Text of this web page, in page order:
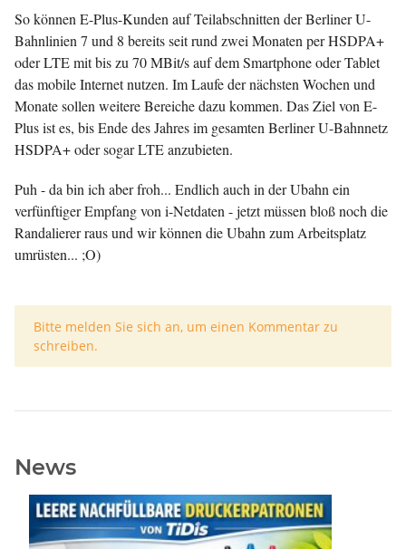
So können E-Plus-Kunden auf Teilabschnitten der Berliner U-
Bahnlinien 7 und 8 bereits seit rund zwei Monaten per HSDPA+
oder LTE mit bis zu 70 MBit/s auf dem Smartphone oder Tablet
das mobile Internet nutzen. Im Laufe der nächsten Wochen und
Monate sollen weitere Bereiche dazu kommen. Das Ziel von E-
Plus ist es, bis Ende des Jahres im gesamten Berliner U-Bahnnetz
HSDPA+ oder sogar LTE anzubieten.
Puh - da bin ich aber froh... Endlich auch in der Ubahn ein
verfünftiger Empfang von i-Netdaten - jetzt müssen bloß noch die
Randalierer raus und wir können die Ubahn zum Arbeitsplatz
umrüsten... ;O)
x
Bitte melden Sie sich an, um einen Kommentar zu
schreiben.
News